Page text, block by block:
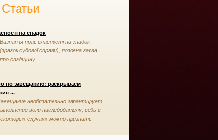
Статьи
на спадок
Визнання прав власності на спадок
(зразок судової справи), позовна заява
про спадщину
по завещанию: раскрываем
...
необязательно гарантирует
воли наследодателя, ведь в
случаях можно признать